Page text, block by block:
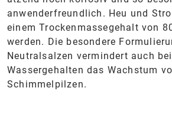
anwenderfreundlich. Heu und
einem Trockenmassegehalt von
werden. Die besondere
Neutralsalzen vermindert auch
Wassergehalten das Wachstum
Schimmelpilzen.